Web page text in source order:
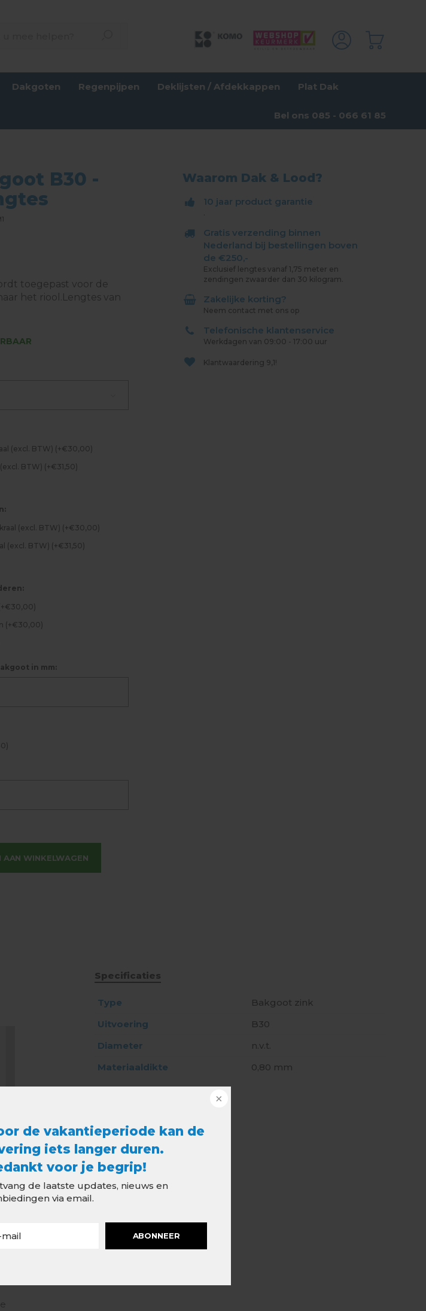
de vakantieperiode kan de
iets langer duren.
voor je begrip!
de laatste updates, nieuws en
via email.
ABONNEER
Dakgoten Regenpijpen Deklijsten / Afdekkappen Plat Dak
Bel ons 085 - 066 61 85
B30 -
toegepast voor de
het riool.Lengtes van
(excl. BTW) (+€30,00)
BTW) (+€31,50)
(excl. BTW) (+€30,00)
(excl. BTW) (+€31,50)
(+€30,00)
in mm:
AAN WINKELWAGEN
Waarom Dak & Lood?
10 jaar product garantie
Gratis verzending binnen
Nederland bij bestellingen boven
de €250,-
Exclusief lengtes vanaf 1,75 meter en
zendingen zwaarder dan 30 kilogram.
Zakelijke korting?
Neem contact met ons op
Telefonische klantenservice
Werkdagen van 09:00 - 17:00 uur
Klantwaardering 9,1!
Specificaties
Type
Bakgoot zink
Uitvoering
B30
Diameter
n.v.t.
Materiaaldikte
0,80 mm